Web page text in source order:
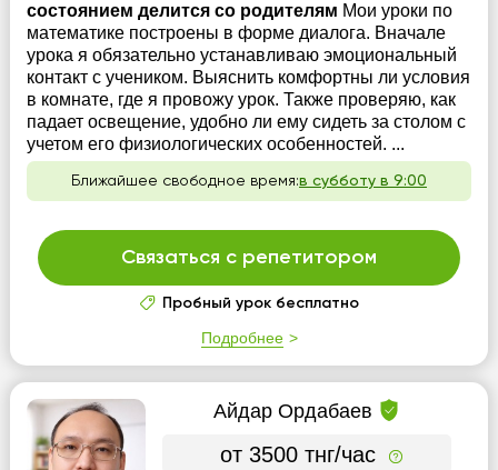
состоянием делится со родителям Мои уроки по
математике построены в форме диалога. Вначале
урока я обязательно устанавливаю эмоциональный
контакт с учеником. Выяснить комфортны ли условия
в комнате, где я провожу урок. Также проверяю, как
падает освещение, удобно ли ему сидеть за столом с
учетом его физиологических особенностей. ...
Ближайшее свободное время:в субботу в 9:00
Связаться с репетитором
Пробный урок бесплатно
Подробнее
Айдар Ордабаев
от 3500 тнг/час